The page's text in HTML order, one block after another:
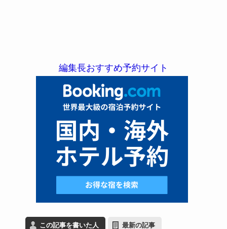
編集長おすすめ予約サイト
この記事を書いた人 最新の記事